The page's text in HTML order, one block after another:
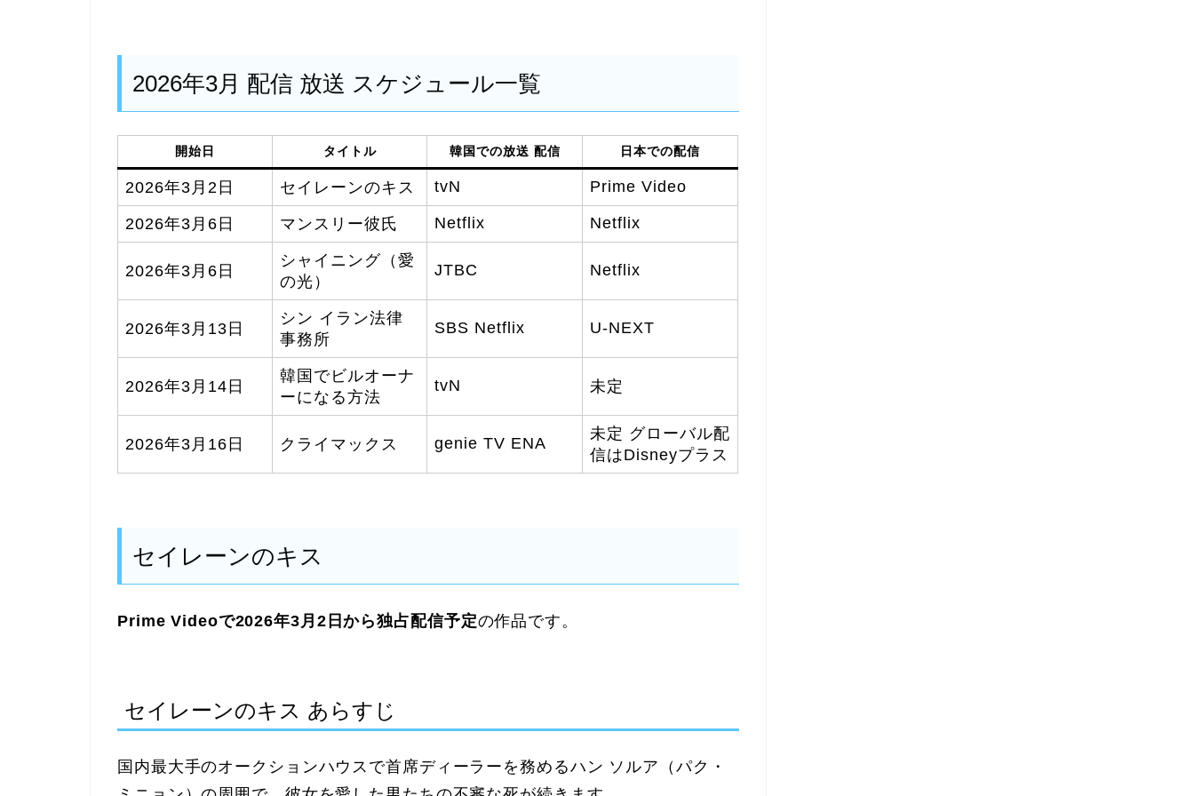
2026年3月 配信 放送 スケジュール一覧
開始日 タイトル 韓国での放送 配信 日本での配信
2026年3月2日 セイレーンのキス tvN Prime Video
2026年3月6日 マンスリー彼氏 Netflix Netflix
2026年3月6日
シャイニング（愛
の光）
JTBC Netflix
2026年3月13日
シン イラン法律
事務所
SBS Netflix U-NEXT
2026年3月14日
韓国でビルオーナ
ーになる方法
tvN 未定
2026年3月16日 クライマックス genie TV ENA
未定 グローバル配
信はDisneyプラス
セイレーンのキス
Prime Videoで2026年3月2日から独占配信予定の作品です。
セイレーンのキス あらすじ
国内最大手のオークションハウスで首席ディーラーを務めるハン ソルア（パク・